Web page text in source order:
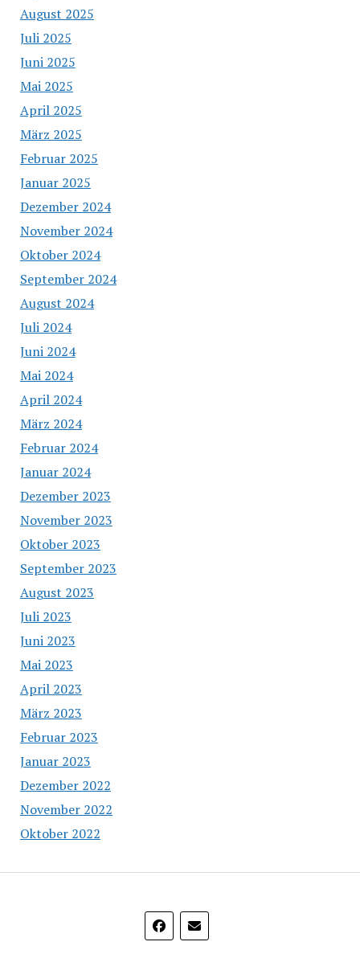
August 2025
Juli 2025
Juni 2025
Mai 2025
April 2025
März 2025
Februar 2025
Januar 2025
Dezember 2024
November 2024
Oktober 2024
September 2024
August 2024
Juli 2024
Juni 2024
Mai 2024
April 2024
März 2024
Februar 2024
Januar 2024
Dezember 2023
November 2023
Oktober 2023
September 2023
August 2023
Juli 2023
Juni 2023
Mai 2023
April 2023
März 2023
Februar 2023
Januar 2023
Dezember 2022
November 2022
Oktober 2022